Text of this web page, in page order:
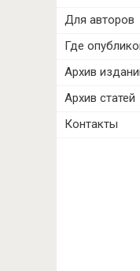
Для авторов
Где
Архив
Архив статей
Контакты